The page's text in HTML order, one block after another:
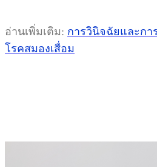
อ่านเพิ่มเติม: การวินิจฉัยและกา
โรคสมองเสื่อม